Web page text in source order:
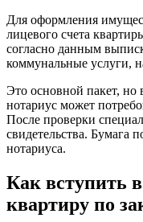
Для оформления
лицевого счета
согласно данным
коммунальные услуги,
Это основной пакет, но
нотариус может
После проверки
свидетельства. Бумага
нотариуса.
Как вступить
квартиру по